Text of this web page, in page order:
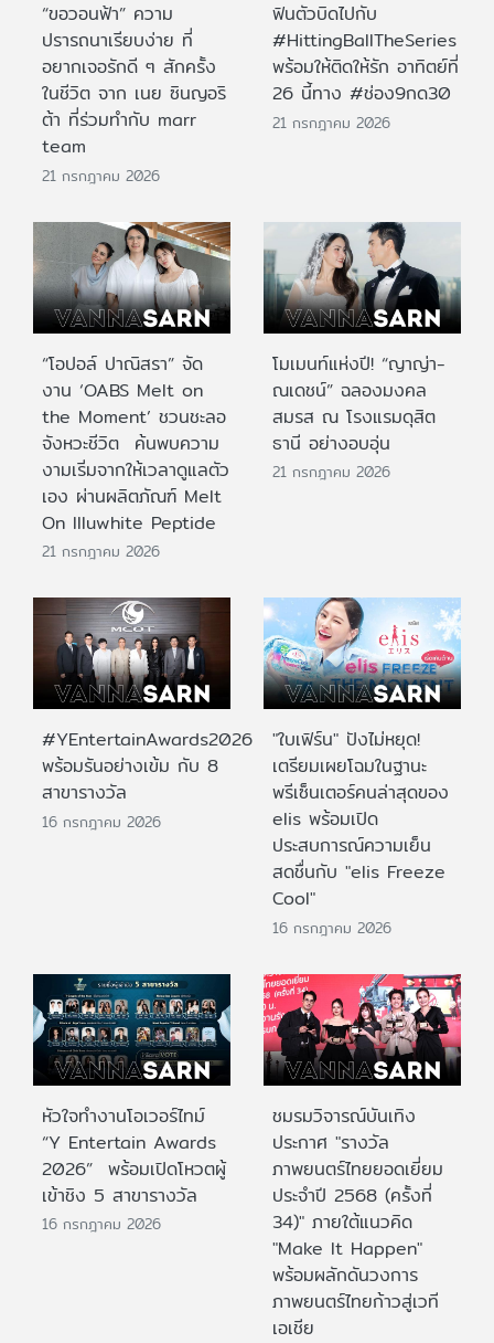
“ขอวอนฟ้า” ความ
ปรารถนาเรียบง่าย ที่
อยากเจอรักดี ๆ สักครั้ง
ในชีวิต จาก เนย ซินญอริ
ต้า ที่ร่วมทำกับ marr
team
21 กรกฎาคม 2026
ฟินตัวบิดไปกับ
#HittingBallTheSeries
พร้อมให้ติดให้รัก อาทิตย์ที่
26 นี้ทาง #ช่อง9กด30
21 กรกฎาคม 2026
“โอปอล์ ปาณิสรา” จัด
งาน ‘OABS Melt on
the Moment’ ชวนชะลอ
จังหวะชีวิต ค้นพบความ
งามเริ่มจากให้เวลาดูแลตัว
เอง ผ่านผลิตภัณฑ์ Melt
On Illuwhite Peptide
21 กรกฎาคม 2026
โมเมนท์แห่งปี! “ญาญ่า-
ณเดชน์” ฉลองมงคล
สมรส ณ โรงแรมดุสิต
ธานี อย่างอบอุ่น
21 กรกฎาคม 2026
#YEntertainAwards2026
พร้อมรันอย่างเข้ม กับ 8
สาขารางวัล
16 กรกฎาคม 2026
"ใบเฟิร์น" ปังไม่หยุด!
เตรียมเผยโฉมในฐานะ
พรีเซ็นเตอร์คนล่าสุดของ
elis พร้อมเปิด
ประสบการณ์ความเย็น
สดชื่นกับ "elis Freeze
Cool"
16 กรกฎาคม 2026
หัวใจทำงานโอเวอร์ไทม์
“Y Entertain Awards
2026” พร้อมเปิดโหวตผู้
เข้าชิง 5 สาขารางวัล
16 กรกฎาคม 2026
ชมรมวิจารณ์บันเทิง
ประกาศ "รางวัล
ภาพยนตร์ไทยยอดเยี่ยม
ประจําปี 2568 (ครั้งที่
34)" ภายใต้แนวคิด
"Make It Happen"
พร้อมผลักดันวงการ
ภาพยนตร์ไทยก้าวสู่เวที
เอเชีย